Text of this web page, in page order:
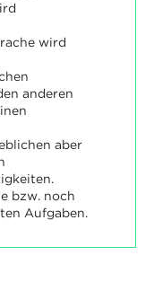
wird
anderen
aber
bzw. noch
Aufgaben.